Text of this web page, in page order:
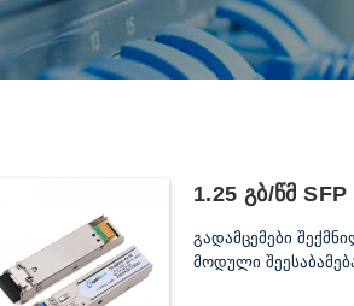
1.25 Გბ/წმ
გადამცემები
მოდული